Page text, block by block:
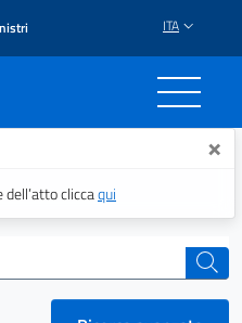
ITA
portale ×
cliccaqui
cerca